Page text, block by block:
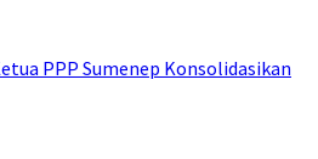
PPP Sumenep Konsolidasikan